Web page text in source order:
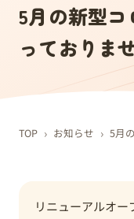
5月の新型
っておりま
TOP › お知らせ ›
リニューアルオ